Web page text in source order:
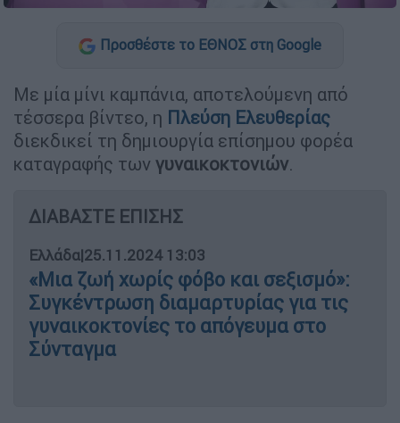
Προσθέστε το ΕΘΝΟΣ στη Google
Με μία μίνι καμπάνια, αποτελούμενη από
τέσσερα βίντεο, η Πλεύση Ελευθερίας
διεκδικεί τη δημιουργία επίσημου φορέα
καταγραφής των γυναικοκτονιών.
ΔΙΑΒΑΣΤΕ ΕΠΙΣΗΣ
Ελλάδα|25.11.2024 13:03
«Μια ζωή χωρίς φόβο και σεξισμό»:
Συγκέντρωση διαμαρτυρίας για τις
γυναικοκτονίες το απόγευμα στο
Σύνταγμα